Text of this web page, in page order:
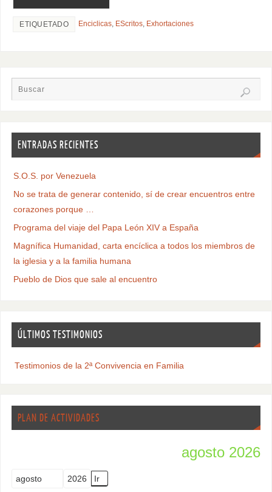
ETIQUETADO Enciclicas EScritos Exhortaciones
ENTRADAS RECIENTES
S.O.S. por Venezuela
No se trata de generar contenido, sí de crear encuentros entre
corazones porque …
Programa del viaje del Papa León XIV a España
Magnífica Humanidad, carta encíclica a todos los miembros de
la iglesia y a la familia humana
Pueblo de Dios que sale al encuentro
ÚLTIMOS TESTIMONIOS
Testimonios de la 2ª Convivencia en Familia
PLAN DE ACTIVIDADES
agosto 2026
Mes
Año